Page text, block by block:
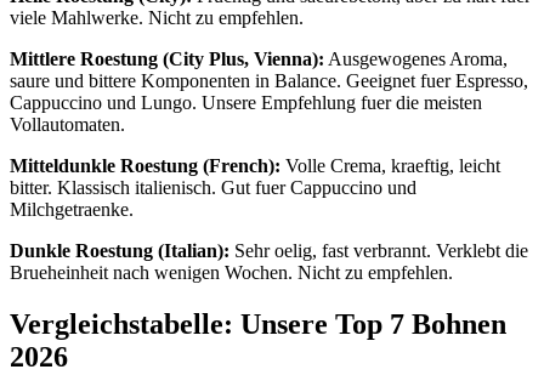
viele Mahlwerke. Nicht zu empfehlen.
Mittlere Roestung (City Plus, Vienna): Ausgewogenes Aroma,
saure und bittere Komponenten in Balance. Geeignet fuer Espresso,
Cappuccino und Lungo. Unsere Empfehlung fuer die meisten
Vollautomaten.
Mitteldunkle Roestung (French): Volle Crema, kraeftig, leicht
bitter. Klassisch italienisch. Gut fuer Cappuccino und
Milchgetraenke.
Dunkle Roestung (Italian): Sehr oelig, fast verbrannt. Verklebt die
Brueheinheit nach wenigen Wochen. Nicht zu empfehlen.
Vergleichstabelle: Unsere Top 7 Bohnen
2026